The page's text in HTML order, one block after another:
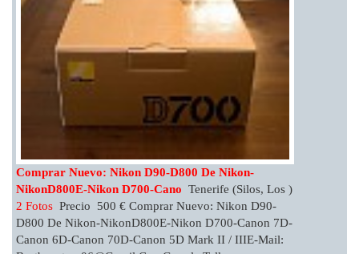
Comprar Nuevo: Nikon D90-D800 De Nikon-
NikonD800E-Nikon D700-Cano Tenerife (Silos, Los )
2 Fotos Precio 500 € Comprar Nuevo: Nikon D90-
D800 De Nikon-NikonD800E-Nikon D700-Canon 7D-
Canon 6D-Canon 70D-Canon 5D Mark II / IIIE-Mail: